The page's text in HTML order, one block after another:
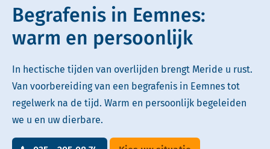
Begrafenis in Eemnes:
warm en persoonlijk
In hectische tijden van overlijden brengt Meride u rust.
Van voorbereiding van een begrafenis in Eemnes tot
regelwerk na de tijd. Warm en persoonlijk begeleiden
we u en uw dierbare.